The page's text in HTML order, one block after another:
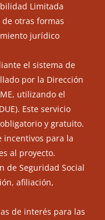
Limitada
otras formas
jurídico
el sistema de
por la Dirección
utilizando el
Este servicio
y gratuito.
incentivos para la
al proyecto.
de Seguridad Social
afiliación,
de interés para las